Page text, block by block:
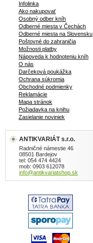
Infolinka
Ako nakupovať
Osobný odber kníh
Odberné miesta v Čechách
Odberné miesta na Slovensku
Poštovné do zahraničia
Možnosti platby
Nápoveda k hodnoteniu kníh
O nás
Darčeková poukážka
Ochrana súkromia
Obchodné podmienky
Reklamácie
Mapa stránok
Požiadavka na knihu
Zasielanie noviniek
ANTIKVARIÁT s.r.o.
Radničné námestie 46
08501 Bardejov
tel: 054 474 4424
mob: 0903 612078
info@antikvariatshop.sk